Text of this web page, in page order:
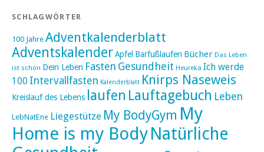
SCHLAGWÖRTER
100 Jahre Adventkalenderblatt
AdventskalenderApfel Barfußlaufen Bücher Das Leben
ist schön Dein Leben Fasten Gesundheit Heureka Ich werde
100 Intervallfasten Kalenderblatt Knirps Naseweis
Kreislauf des Lebens laufen Lauftagebuch Leben
LebNatEne Liegestütze My BodyGym My
Home is my BodyNatürliche